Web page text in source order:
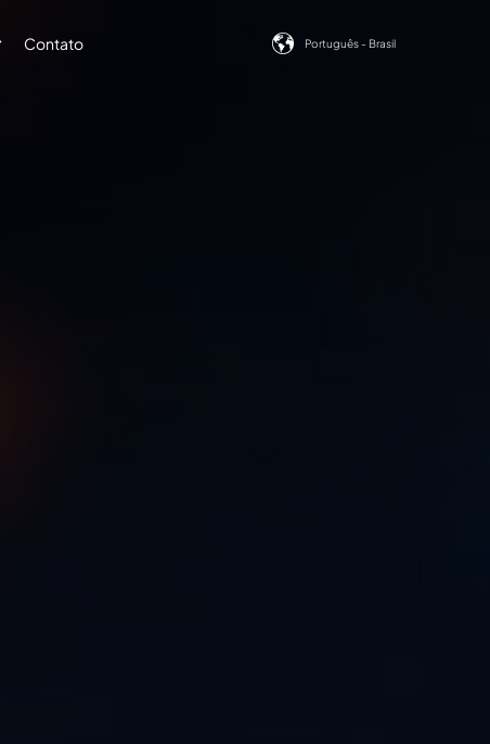
Show submenu for Conteúdos
Contato Português - Brasil